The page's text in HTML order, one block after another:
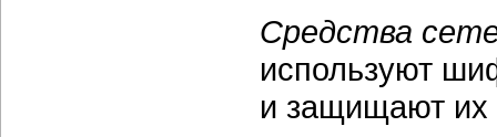
Средства
используют
и защищают их